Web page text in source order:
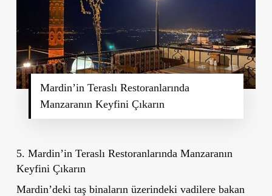
Mardin’in Teraslı Restoranlarında
Manzaranın Keyfini Çıkarın
5. Mardin’in Teraslı Restoranlarında Manzaranın
Keyfini Çıkarın
Mardin’deki taş binaların üzerindeki vadilere bakan